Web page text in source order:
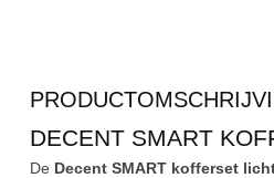
DECENT SMART
De Decent SMART kofferset